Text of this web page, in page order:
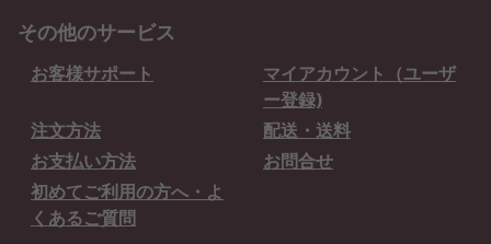
その他のサービス
お客様サポート
マイアカウント（ユーザ
ー登録)
注文方法
配送・送料
お支払い方法
お問合せ
初めてご利用の方へ・よ
くあるご質問